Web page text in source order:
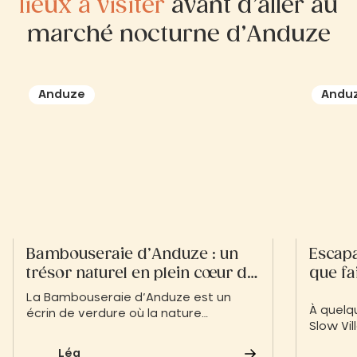
lieux à visiter avant d’aller au
marché nocturne d’Anduze
Anduze
Bambouseraie d’Anduze : un
trésor naturel en plein cœur du
Gard
La Bambouseraie d’Anduze est un
écrin de verdure où la nature
Entre allées de bambous majestueux
Léa
que
À
Slow